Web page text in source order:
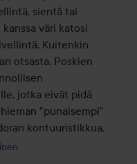
sientä tai
väri katosi
Kuitenkin
otsasta. Poskien
jotka eivät pidä
"punaisempi"
kontuuristikkua.